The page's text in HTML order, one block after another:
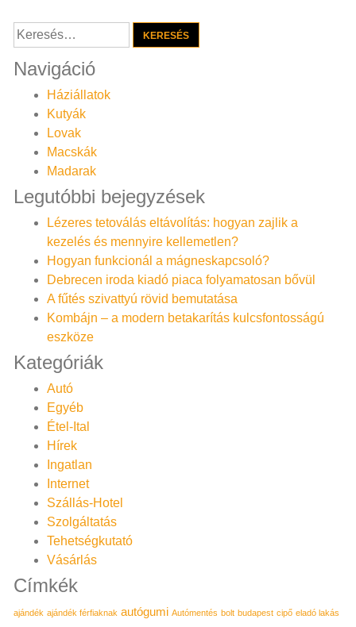
Keresés:
Navigáció
Háziállatok
Kutyák
Lovak
Macskák
Madarak
Legutóbbi bejegyzések
Lézeres tetoválás eltávolítás: hogyan zajlik a
kezelés és mennyire kellemetlen?
Hogyan funkcionál a mágneskapcsoló?
Debrecen iroda kiadó piaca folyamatosan bővül
A fűtés szivattyú rövid bemutatása
Kombájn – a modern betakarítás kulcsfontosságú
eszköze
Kategóriák
Autó
Egyéb
Étel-Ital
Hírek
Ingatlan
Internet
Szállás-Hotel
Szolgáltatás
Tehetségkutató
Vásárlás
Címkék
ajándék ajándék férfiaknak autógumi Autómentés bolt budapest cipő eladó lakás